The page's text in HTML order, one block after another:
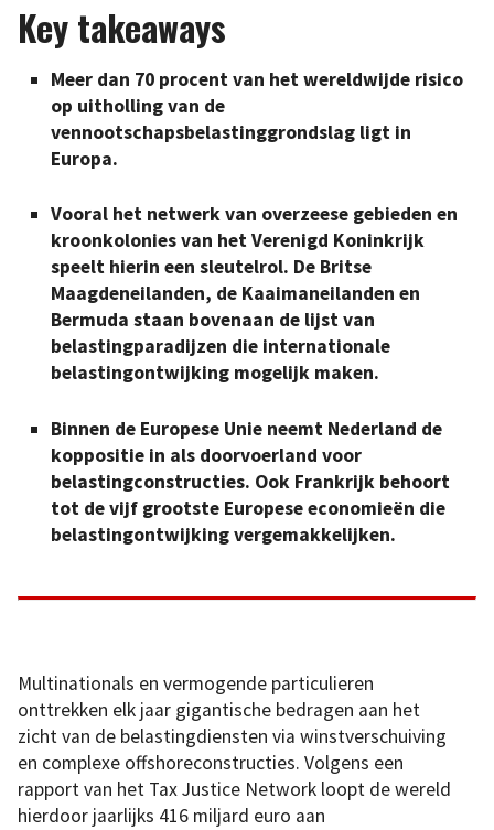
Key takeaways
Meer dan 70 procent van het wereldwijde risico
op uitholling van de
vennootschapsbelastinggrondslag ligt in
Europa.
Vooral het netwerk van overzeese gebieden en
kroonkolonies van het Verenigd Koninkrijk
speelt hierin een sleutelrol. De Britse
Maagdeneilanden, de Kaaimaneilanden en
Bermuda staan bovenaan de lijst van
belastingparadijzen die internationale
belastingontwijking mogelijk maken.
Binnen de Europese Unie neemt Nederland de
koppositie in als doorvoerland voor
belastingconstructies. Ook Frankrijk behoort
tot de vijf grootste Europese economieën die
belastingontwijking vergemakkelijken.
Multinationals en vermogende particulieren
onttrekken elk jaar gigantische bedragen aan het
zicht van de belastingdiensten via winstverschuiving
en complexe offshoreconstructies. Volgens een
rapport van het Tax Justice Network loopt de wereld
hierdoor jaarlijks 416 miljard euro aan